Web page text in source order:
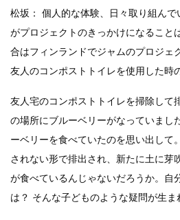
松坂： 個人的な体験、日々取り組ん
がプロジェクトのきっかけになること
合はフィンランドでジャムのプロジェ
友人のコンポストトイレを使用した時
友人宅のコンポストトイレを掃除して
の場所にブルーベリーがなっていまし
ーベリーを食べていたのを思い出して
されない形で排出され、新たに土に芽
が食べているんじゃないだろうか。自
は？ そんな子どものような疑問が生ま